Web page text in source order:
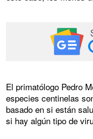
El primatólogo Pedro
especies centinelas
basado en si están
si hay algún tipo de